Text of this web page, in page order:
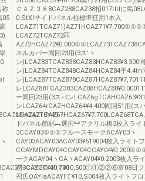
称
05
・
ＣＡＺ３８8CAZ288CAZ38招017tltlに島
0.StXlサイドパネル柱標準狂用1本入
LCAZ72TCAZ72匹
ネルカバー同回23用(3ス′ヽ
ン)LCAZ83TCAZ838CAZ83HCAZ83¥3.300
ン)LCAZ84TCAZ848CAZ84HCAZ84平4.4tn
ン
レ
ー同回23用(3スバン
ンLCAZ64rCAZHCAZ64¥4.400同回51用(ス
ドバネル箇材︻選択︼アクリル板3枚入ライ
3CCAY03①①①フルースモークACAY03ヽ
CAY03ACAY03ACAY03¥619004枚入ライト
ークACAY04ヽCAヽACAY04¥0.2003枚入ラ
召3CAYCCAYlて¥10,500①①②②⑥富08日フ
召氏OAYlaACAYlて¥10,S004枚入ライトフロ